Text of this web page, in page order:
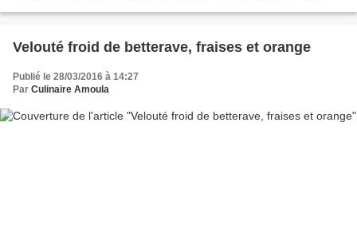
Velouté froid de betterave, fraises et orange
Publié le 28/03/2016 à 14:27
Par Culinaire Amoula